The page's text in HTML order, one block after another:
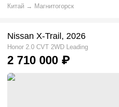
Китай → Магнитогорск
Nissan X-Trail, 2026
Honor 2.0 CVT 2WD Leading
2 710 000 ₽